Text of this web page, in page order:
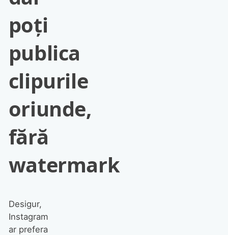
poți
publica
clipurile
oriunde,
fără
watermark
Desigur,
Instagram
ar prefera